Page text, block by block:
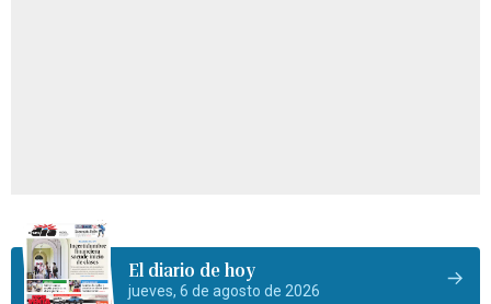
El diario de hoy
jueves, 6 de agosto de 2026